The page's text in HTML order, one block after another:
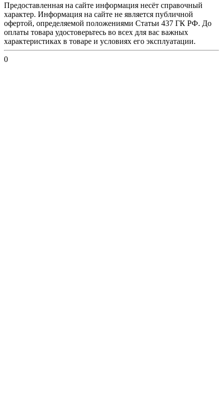
Предоставленная на сайте информация несёт справочный
характер. Информация на сайте не является публичной
офертой, определяемой положениями Статьи 437 ГК РФ. До
оплаты товара удостоверьтесь во всех для вас важных
характеристиках в товаре и условиях его эксплуатации.
0